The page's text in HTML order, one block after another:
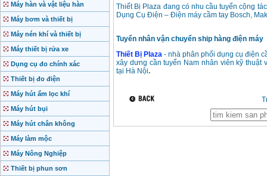
Máy hàn và vật liệu hàn
Máy bơm và thiết bị
Máy nén khí và thiết bị
Máy thiết bị rửa xe
Dụng cụ đo chính xác
Thiết bị đo điện
Máy hút ẩm lọc khí
Máy hút bụi
Máy hút chân không
Máy làm mộc
Máy Nông Nghiệp
Thiết bị phun sơn
Thiết Bị Plaza đang có nhu cầu tuyển cộng
Dụng Cụ Điện – Điện máy cầm tay Bosch,
Tuyển nhân vận chuyển ship hàng điện máy
Thiết Bị Plaza - nhà phân phối dụng cụ điện
xây dưng cần tuyển Nam nhân viên kỹ
tại Hà Nội.